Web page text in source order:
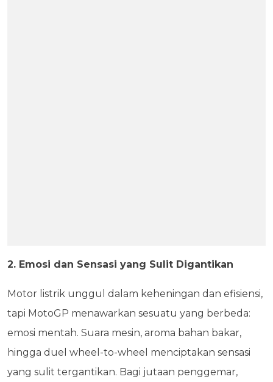
2. Emosi dan Sensasi yang Sulit Digantikan
Motor listrik unggul dalam keheningan dan efisiensi,
tapi MotoGP menawarkan sesuatu yang berbeda:
emosi mentah. Suara mesin, aroma bahan bakar,
hingga duel wheel-to-wheel menciptakan sensasi
yang sulit tergantikan. Bagi jutaan penggemar,